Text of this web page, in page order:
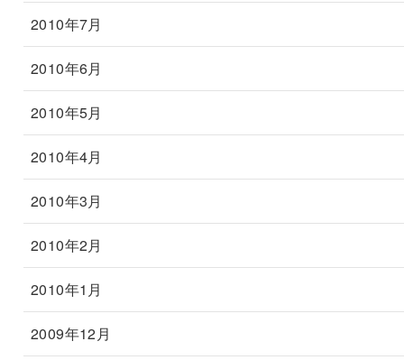
2010年7月
2010年6月
2010年5月
2010年4月
2010年3月
2010年2月
2010年1月
2009年12月